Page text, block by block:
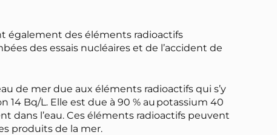
également des éléments radioactifs
des essais nucléaires et de l’accident de
de mer due aux éléments radioactifs qui s’y
14 Bq/L. Elle est due à 90 % au potassium 40
dans l’eau. Ces éléments radioactifs peuvent
produits de la mer.